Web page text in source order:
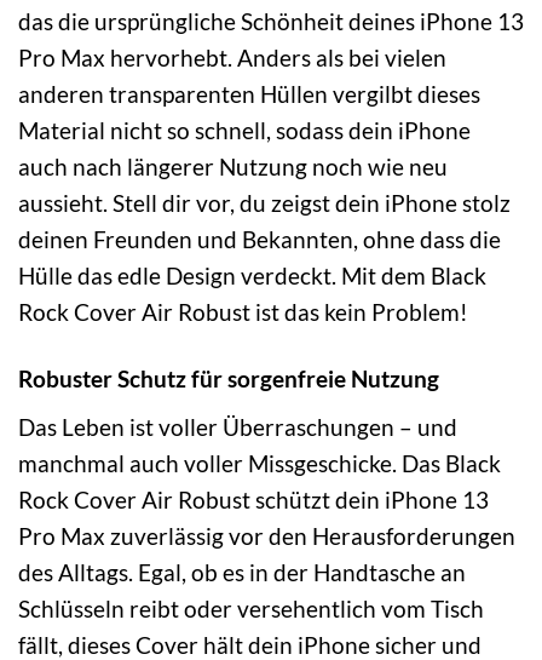
das die ursprüngliche Schönheit deines iPhone 13
Pro Max hervorhebt. Anders als bei vielen
anderen transparenten Hüllen vergilbt dieses
Material nicht so schnell, sodass dein iPhone
auch nach längerer Nutzung noch wie neu
aussieht. Stell dir vor, du zeigst dein iPhone stolz
deinen Freunden und Bekannten, ohne dass die
Hülle das edle Design verdeckt. Mit dem Black
Rock Cover Air Robust ist das kein Problem!
Robuster Schutz für sorgenfreie Nutzung
Das Leben ist voller Überraschungen – und
manchmal auch voller Missgeschicke. Das Black
Rock Cover Air Robust schützt dein iPhone 13
Pro Max zuverlässig vor den Herausforderungen
des Alltags. Egal, ob es in der Handtasche an
Schlüsseln reibt oder versehentlich vom Tisch
fällt, dieses Cover hält dein iPhone sicher und